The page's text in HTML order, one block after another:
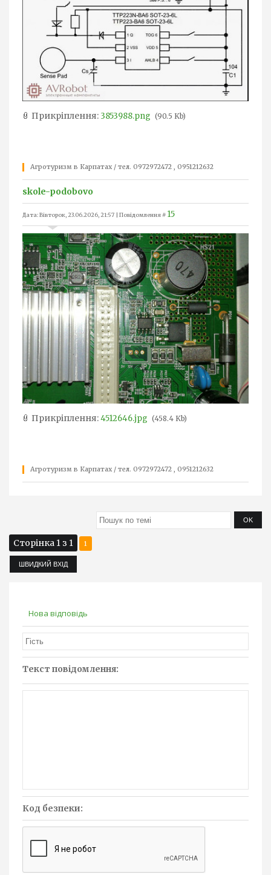
Прикріплення: 3853988.png (90.5 Kb)
Агротуризм в Карпатах / тел. 0972972472 , 0951212632
skole-podobovo
Дата: Вівторок, 23.06.2026, 21:57 | Повідомлення # 15
Прикріплення:4512646.jpg (458.4 Kb)
Агротуризм в Карпатах / тел. 0972972472 , 0951212632
Сторінка 1 з 1 1
Нова відповідь
Текст повідомлення:
Код безпеки: